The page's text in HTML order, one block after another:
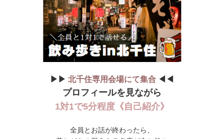
▶▶ 北千住専用会場にて集合 ◀◀
プロフィールを見ながら
1対1で5分程度《自己紹介》
全員とお話が終わったら、